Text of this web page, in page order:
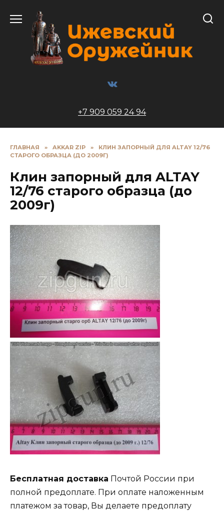
содержанию
+7 909 059 24 94
ГЛАВНАЯ » AKKAR ZIP »
КЛИН ЗАПОРНЫЙ ДЛЯ ALTAY 12/76
СТАРОГО ОБРАЗЦА (ДО 2009Г)
Клин запорный для ALTAY
12/76 старого образца (до
2009г)
Бесплатная доставка Почтой России при
полной предоплате. При оплате наложенным
платежом за товар, Вы делаете предоплату